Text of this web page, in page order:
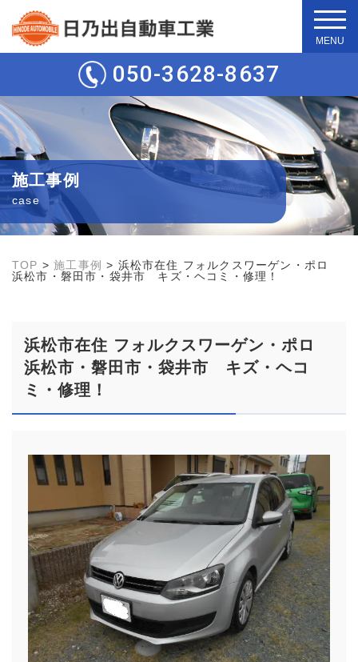
t
o
g
e
n
a
v
g
a
t
i
o
050-3628-8637
施工事例
case
TOP >施工事例 > 浜松市在住 フォルクスワーゲン・ポロ
浜松市・磐田市・袋井市 キズ・ヘコミ・修理！
浜松市在住 フォルクスワーゲン・ポロ
浜松市・磐田市・袋井市 キズ・ヘコ
ミ・修理！